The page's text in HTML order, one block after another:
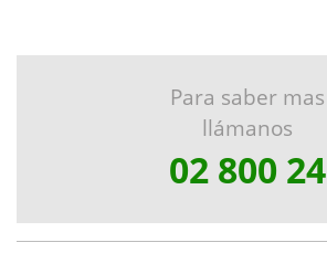
Para saber mas
llámanos
02 800 24